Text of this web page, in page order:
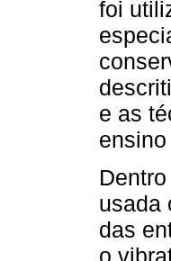
foi
e as
usada
das